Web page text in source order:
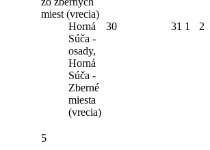
miest (vrecia)
Horná
Súča -
osady,
Horná
Súča -
Zberné
miesta
(vrecia)
30 31 1 2
5